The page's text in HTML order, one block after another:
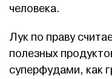
человека.
Лук по праву
полезных
суперфудами, как